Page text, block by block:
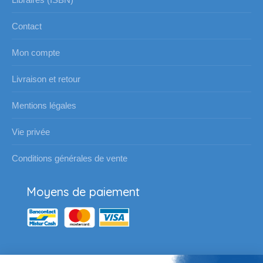
Contact
Mon compte
Livraison et retour
Mentions légales
Vie privée
Conditions générales de vente
Moyens de paiement